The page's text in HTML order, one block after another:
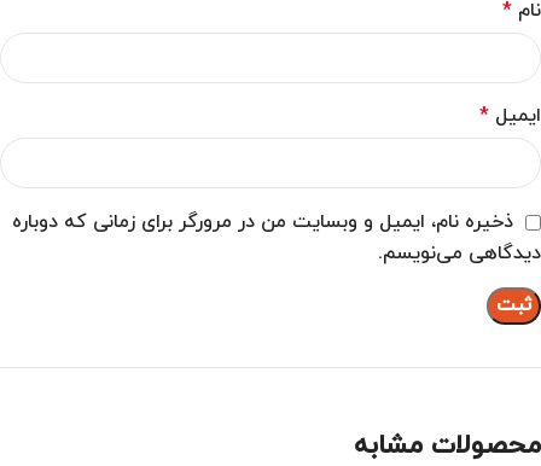
نام *
ایمیل *
ذخیره نام، ایمیل و وبسایت من در مرورگر برای زمانی که دوباره
دیدگاهی می‌نویسم.
محصولات مشابه